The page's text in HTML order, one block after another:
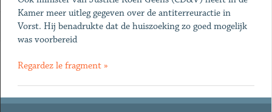
Kamer meer uitleg gegeven over de antiterreuractie in
Vorst. Hij benadrukte dat de huiszoeking zo goed mogelijk
was voorbereid
Regardez le fragment »